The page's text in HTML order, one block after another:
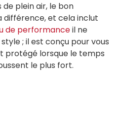
de plein air, le bon
et cela inclut
de performanceil ne
; il est conçu pour vous
protégé lorsque le temps
le plus fort.